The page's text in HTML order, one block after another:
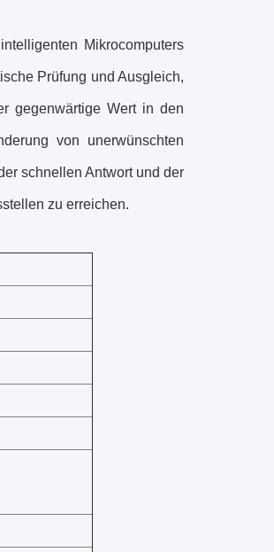
Mikrocomputers
Prüfung und Ausgleich,
gegenwärtige Wert in den
von unerwünschten
schnellen Antwort und der
zu erreichen.